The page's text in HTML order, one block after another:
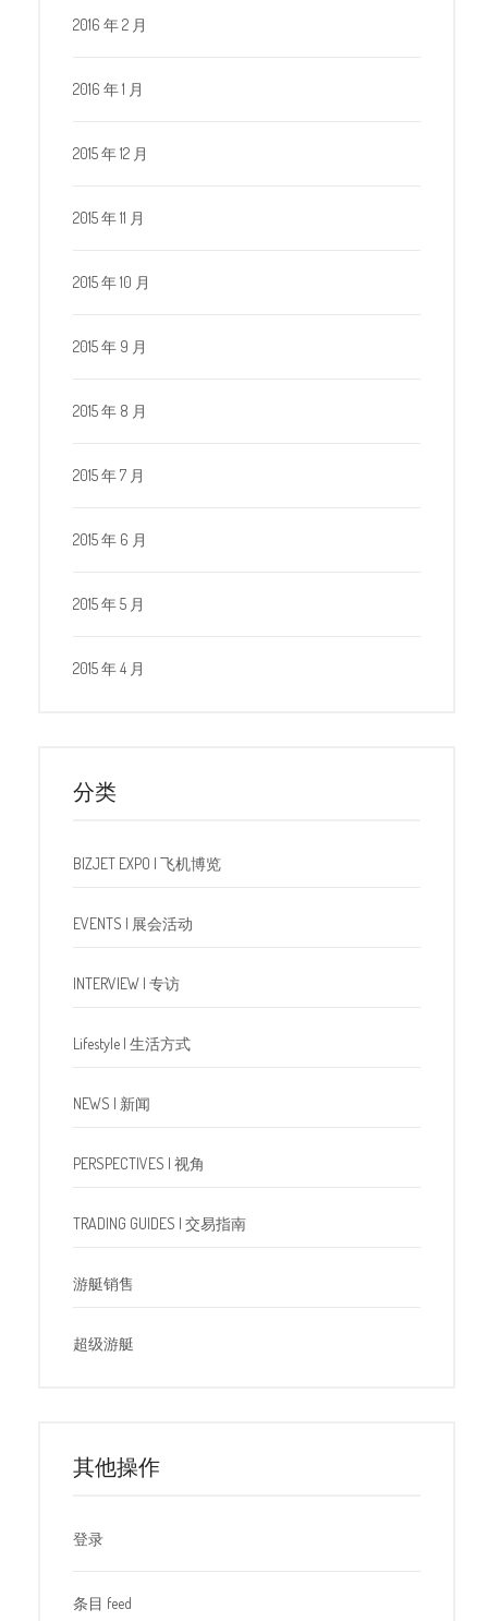
2016 年 2 月
2016 年 1 月
2015 年 12 月
2015 年 11 月
2015 年 10 月
2015 年 9 月
2015 年 8 月
2015 年 7 月
2015 年 6 月
2015 年 5 月
2015 年 4 月
分类
BIZJET EXPO | 飞机博览
EVENTS | 展会活动
INTERVIEW | 专访
Lifestyle | 生活方式
NEWS | 新闻
PERSPECTIVES | 视角
TRADING GUIDES | 交易指南
游艇销售
超级游艇
其他操作
登录
条目 feed